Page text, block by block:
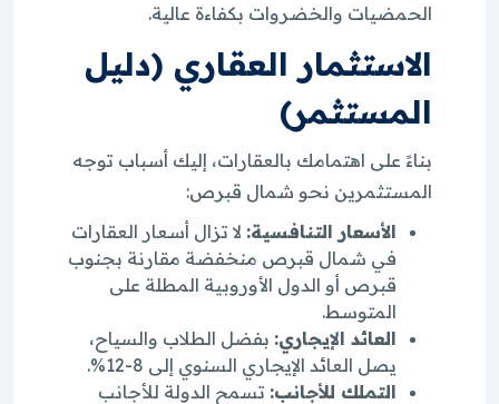
الحمضيات والخضروات بكفاءة عالية.
الاستثمار العقاري (دليل
المستثمر)
بناءً على اهتمامك بالعقارات، إليك أسباب توجه
المستثمرين نحو شمال قبرص:
الأسعار التنافسية: لا تزال أسعار العقارات
في شمال قبرص منخفضة مقارنة بجنوب
قبرص أو الدول الأوروبية المطلة على
المتوسط.
العائد الإيجاري: بفضل الطلاب والسياح،
يصل العائد الإيجاري السنوي إلى 8-12%.
التملك للأجانب: تسمح الدولة للأجانب